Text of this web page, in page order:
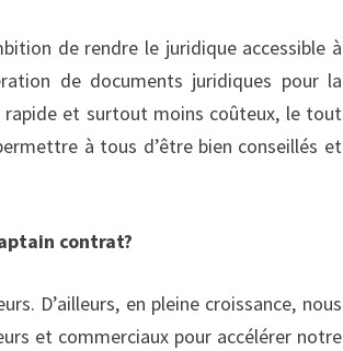
de rendre le juridique accessible à
de documents juridiques pour la
rapide et surtout moins coûteux, le tout
à tous d’être bien conseillés et
contrat?
D’ailleurs, en pleine croissance, nous
et commerciaux pour accélérer notre